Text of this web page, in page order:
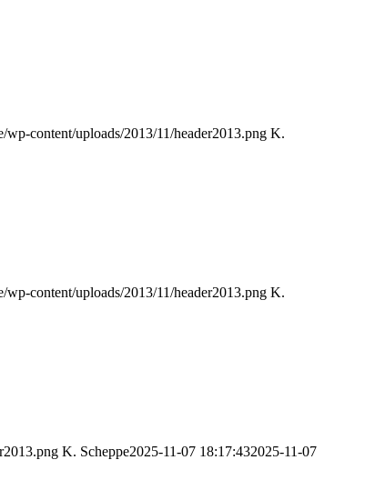
wp-content/uploads/2013/11/header2013.png K.
wp-content/uploads/2013/11/header2013.png K.
K. Scheppe2025-11-07 18:17:432025-11-07